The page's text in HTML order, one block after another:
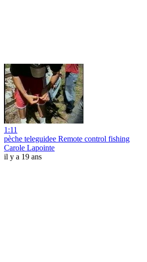
1:11
pèche teleguidee Remote control fishing
Carole Lapointe
il y a 19 ans